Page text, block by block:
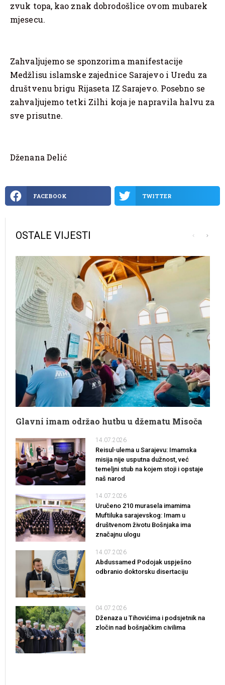
zvuk topa, kao znak dobrodošlice ovom mubarek
mjesecu.
Zahvaljujemo se sponzorima manifestacije
Medžlisu islamske zajednice Sarajevo i Uredu za
društvenu brigu Rijaseta IZ Sarajevo. Posebno se
zahvaljujemo tetki Zilhi koja je napravila halvu za
sve prisutne.
Dženana Delić
FACEBOOK TWITTER
OSTALE VIJESTI
Glavni imam održao hutbu u džematu Misoča
14.07.2026
Reisul-ulema u Sarajevu: Imamska
misija nije usputna dužnost, već
temeljni stub na kojem stoji i opstaje
naš narod
14.07.2026
Uručeno 210 murasela imamima
Muftiluka sarajevskog: Imam u
društvenom životu Bošnjaka ima
značajnu ulogu
14.07.2026
Abdussamed Podojak uspješno
odbranio doktorsku disertaciju
04.07.2026
Dženaza u Tihovićima i podsjetnik na
zločin nad bošnjačkim civilima